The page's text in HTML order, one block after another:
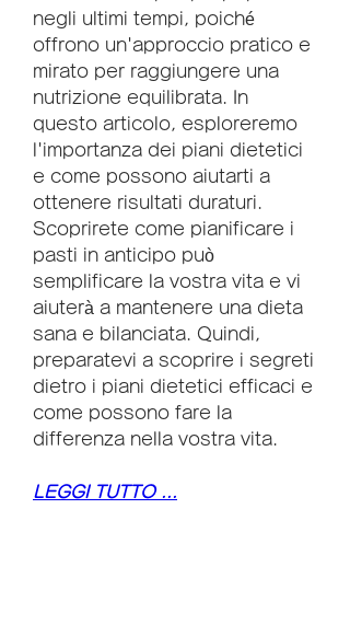
negli ultimi tempi, poiché
offrono un'approccio pratico e
mirato per raggiungere una
nutrizione equilibrata. In
questo articolo, esploreremo
l'importanza dei piani dietetici
e come possono aiutarti a
ottenere risultati duraturi.
Scoprirete come pianificare i
pasti in anticipo può
semplificare la vostra vita e vi
aiuterà a mantenere una dieta
sana e bilanciata. Quindi,
preparatevi a scoprire i segreti
dietro i piani dietetici efficaci e
come possono fare la
differenza nella vostra vita.
LEGGI TUTTO ...